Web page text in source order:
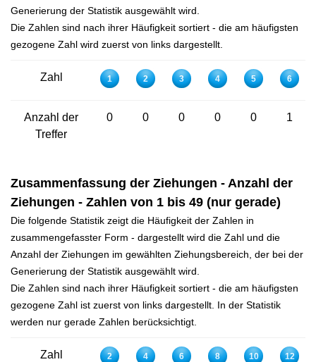
Generierung der Statistik ausgewählt wird.
Die Zahlen sind nach ihrer Häufigkeit sortiert - die am häufigsten
gezogene Zahl wird zuerst von links dargestellt.
Zahl 1 2 3 4 5 6
Anzahl der
Treffer
0 0 0 0 0 1
Zusammenfassung der Ziehungen - Anzahl der
Ziehungen - Zahlen von 1 bis 49 (nur gerade)
Die folgende Statistik zeigt die Häufigkeit der Zahlen in
zusammengefasster Form - dargestellt wird die Zahl und die
Anzahl der Ziehungen im gewählten Ziehungsbereich, der bei der
Generierung der Statistik ausgewählt wird.
Die Zahlen sind nach ihrer Häufigkeit sortiert - die am häufigsten
gezogene Zahl ist zuerst von links dargestellt. In der Statistik
werden nur gerade Zahlen berücksichtigt.
Zahl 2 4 6 8 10 12